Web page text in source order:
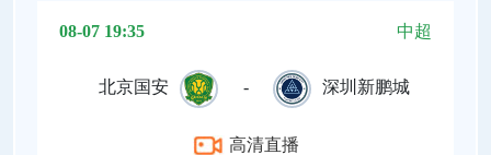
08-07 19:35 中超
北京国安 - 深圳新鹏城
高清直播